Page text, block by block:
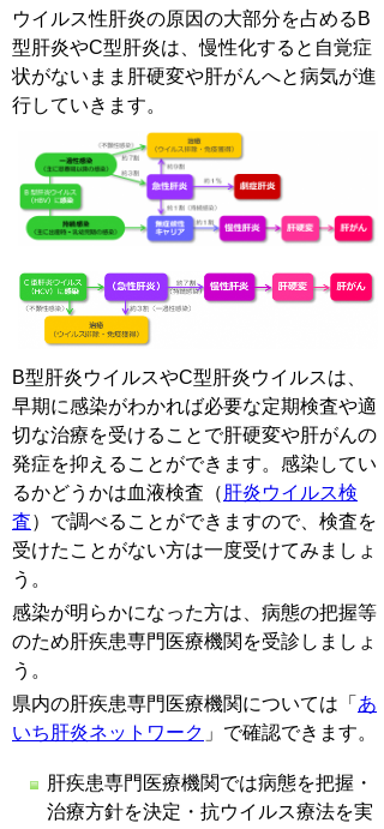
ウイルス性肝炎の原因の大部分を占めるB
型肝炎やC型肝炎は、慢性化すると自覚症
状がないまま肝硬変や肝がんへと病気が進
行していきます。
B型肝炎ウイルスやC型肝炎ウイルスは、
早期に感染がわかれば必要な定期検査や適
切な治療を受けることで肝硬変や肝がんの
発症を抑えることができます。感染してい
るかどうかは血液検査（ 肝炎ウイルス検
査）で調べることができますので、検査を
受けたことがない方は一度受けてみましょ
う。
感染が明らかになった方は、病態の把握等
のため肝疾患専門医療機関を受診しましょ
う。
県内の肝疾患専門医療機関については「 あ
いち肝炎ネットワーク 」で確認できます。
肝疾患専門医療機関では病態を把握・
治療方針を決定・抗ウイルス療法を実